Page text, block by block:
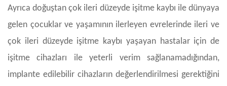
Ayrıca doğuştan çok ileri düzeyde işitme kaybı ile dünyaya
gelen çocuklar ve yaşamının ilerleyen evrelerinde ileri ve
çok ileri düzeyde işitme kaybı yaşayan hastalar için de
işitme cihazları ile yeterli verim sağlanamadığından,
implante edilebilir cihazların değerlendirilmesi gerektiğini